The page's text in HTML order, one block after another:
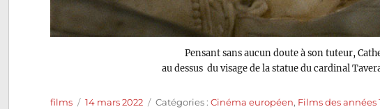
Pensant sans aucun doute à son tuteur,
au dessus du visage de la statue du cardinal
Auteur
films
Publié
14 mars 2022 Catégories
Catégories :Cinéma européen, Films des années